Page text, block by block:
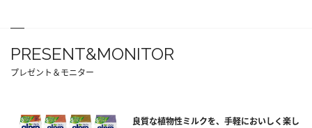
PRESENT&MONITOR
プレゼント＆モニター
良質な植物性ミルクを、手軽においしく楽し